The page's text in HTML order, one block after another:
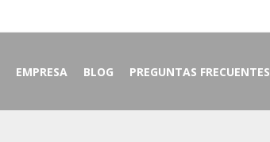
EMPRESA BLOG PREGUNTAS FRECUENTES